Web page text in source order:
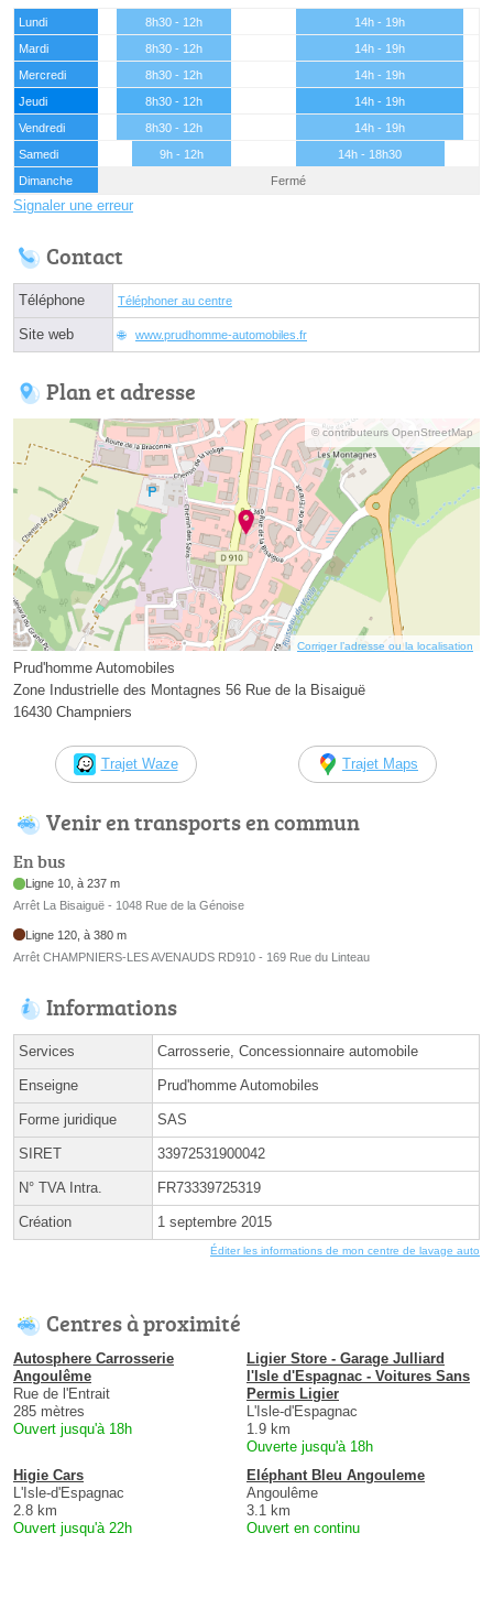
Lundi 8h30 - 12h
14h - 19h
Mardi
8h30 - 12h
14h - 19h
Mercredi
8h30 - 12h
14h - 19h
Jeudi
8h30 - 12h
14h - 19h
Vendredi
8h30 - 12h
14h - 19h
Samedi
9h - 12h
14h - 18h30
Dimanche
Fermé
Signaler une erreur
Contact
Téléphone Téléphoner au centre
Site web www.prudhomme-automobiles.fr
Plan et adresse
© contributeurs OpenStreetMap
Corriger l’adresse ou la localisation
Prud'homme Automobiles
Zone Industrielle des Montagnes 56 Rue de la Bisaiguë
16430 Champniers
Trajet Waze Trajet Maps
Venir en transports en commun
En bus
Ligne 10, à 237 m
Arrêt La Bisaiguë - 1048 Rue de la Génoise
Ligne 120, à 380 m
Arrêt CHAMPNIERS-LES AVENAUDS RD910 - 169 Rue du Linteau
Informations
Services Carrosserie, Concessionnaire automobile
Enseigne Prud'homme Automobiles
Forme juridique SAS
SIRET 33972531900042
N° TVA Intra. FR73339725319
Création 1 septembre 2015
Éditer les informations de mon centre de lavage auto
Centres à proximité
Autosphere Carrosserie
Angoulême
Rue de l'Entrait
285 mètres
Ouvert jusqu'à 18h
Ligier Store - Garage Julliard
l'Isle d'Espagnac - Voitures Sans
Permis Ligier
L'Isle-d'Espagnac
1.9 km
Ouverte jusqu'à 18h
Higie Cars
L'Isle-d'Espagnac
2.8 km
Ouvert jusqu'à 22h
Eléphant Bleu Angouleme
Angoulême
3.1 km
Ouvert en continu